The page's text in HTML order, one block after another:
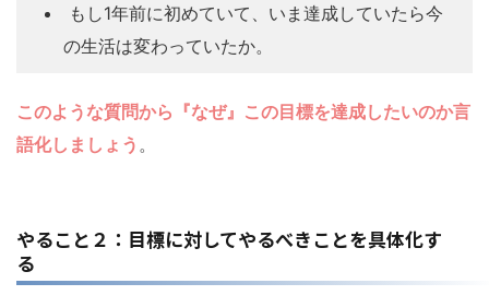
もし1年前に初めていて、いま達成していたら今
の生活は変わっていたか。
このような質問から『なぜ』この目標を達成したいのか言
語化しましょう 。
やること２：目標に対してやるべきことを具体化す
る